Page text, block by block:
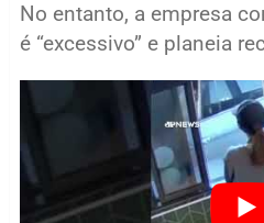
No entanto, a empresa
é “excessivo” e planeia